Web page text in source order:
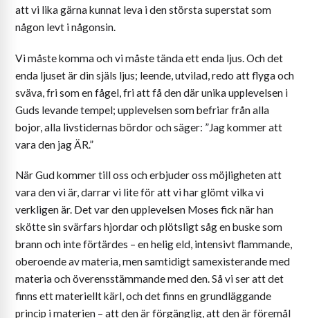
att vi lika gärna kunnat leva i den största superstat som
någon levt i någonsin.
Vi måste komma och vi måste tända ett enda ljus. Och det
enda ljuset är din själs ljus; leende, utvilad, redo att flyga och
sväva, fri som en fågel, fri att få den där unika upplevelsen i
Guds levande tempel; upplevelsen som befriar från alla
bojor, alla livstidernas bördor och säger: ”Jag kommer att
vara den jag ÄR.”
När Gud kommer till oss och erbjuder oss möjligheten att
vara den vi är, darrar vi lite för att vi har glömt vilka vi
verkligen är. Det var den upplevelsen Moses fick när han
skötte sin svärfars hjordar och plötsligt såg en buske som
brann och inte förtärdes – en helig eld, intensivt flammande,
oberoende av materia, men samtidigt samexisterande med
materia och överensstämmande med den. Så vi ser att det
finns ett materiellt kärl, och det finns en grundläggande
princip i materien – att den är förgänglig, att den är föremål